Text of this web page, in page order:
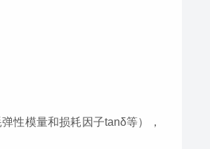
性模量和损耗因子tanδ等），